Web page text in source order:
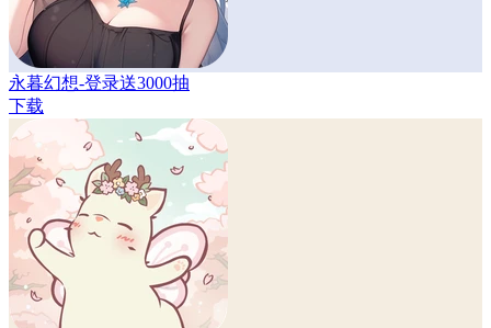
永暮幻想-登录送3000抽
下载